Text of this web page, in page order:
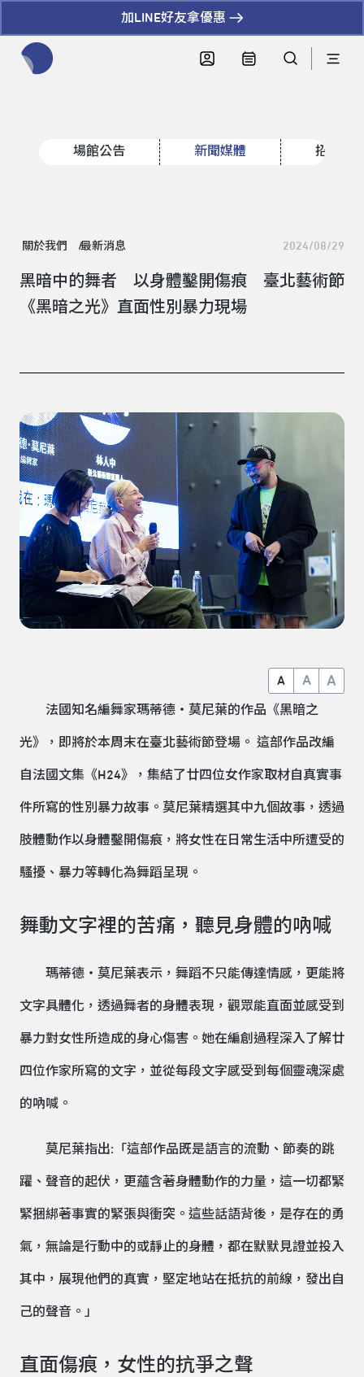
加LINE好友拿優惠
場館公告 新聞媒體 招標資
關於我們 最新消息 2024/08/29
黑暗中的舞者 以身體鑿開傷痕 臺北藝術節
《黑暗之光》直面性別暴力現場
A A A
法國知名編舞家瑪蒂德・莫尼葉的作品《黑暗之
光》，即將於本周末在臺北藝術節登場。 這部作品改編
自法國文集《H24》，集結了廿四位女作家取材自真實事
件所寫的性別暴力故事。莫尼葉精選其中九個故事，透過
肢體動作以身體鑿開傷痕，將女性在日常生活中所遭受的
騷擾、暴力等轉化為舞蹈呈現。
舞動文字裡的苦痛，聽見身體的吶喊
瑪蒂德・莫尼葉表示，舞蹈不只能傳達情感，更能將
文字具體化，透過舞者的身體表現，觀眾能直面並感受到
暴力對女性所造成的身心傷害。她在編創過程深入了解廿
四位作家所寫的文字，並從每段文字感受到每個靈魂深處
的吶喊。
莫尼葉指出:「這部作品既是語言的流動、節奏的跳
躍、聲音的起伏，更蘊含著身體動作的力量，這一切都緊
緊捆綁著事實的緊張與衝突。這些話語背後，是存在的勇
氣，無論是行動中的或靜止的身體，都在默默見證並投入
其中，展現他們的真實，堅定地站在抵抗的前線，發出自
己的聲音。」
直面傷痕，女性的抗爭之聲